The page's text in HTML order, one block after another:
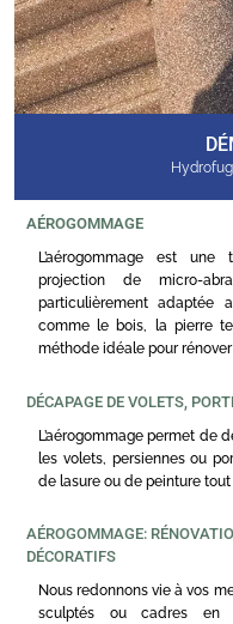
AÉROGOMMAGE
L’aérogommage est
projection de micro-
particulièrement adaptée
comme le bois, la pierre
méthode idéale pour rénover
DÉCAPAGE DE VOLETS,
L’aérogommage permet de
les volets, persiennes ou
de lasure ou de peinture
AÉROGOMMAGE:
DÉCORATIFS
Nous redonnons vie à vos
sculptés ou cadres en